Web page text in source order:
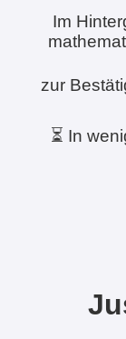
Im
zur
⏳ In